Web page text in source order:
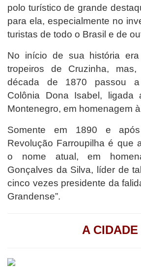
polo turístico de grande
para ela, especialmente no
turistas de todo o Brasil e de
No início de sua história
tropeiros de Cruzinha,
década de 1870 passou
Colônia Dona Isabel, ligada
Montenegro, em homenagem
Somente em 1890 e
Revolução Farroupilha é que
o nome atual, em
Gonçalves da Silva, líder de
cinco vezes presidente da
Grandense”.
A CIDADE